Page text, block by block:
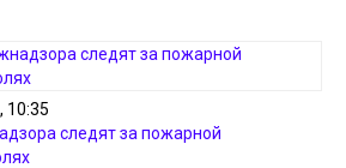
10:35
следят за пожарной